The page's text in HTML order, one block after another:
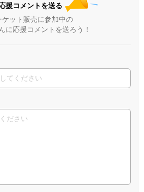
応援コメントを送る
ケット販売に参加中の
に応援コメントを送ろう！